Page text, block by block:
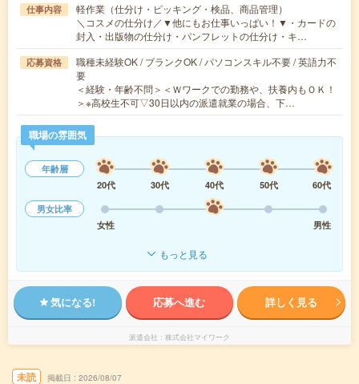
仕事内容
軽作業（仕分け・ピッキング・検品、商品管理）
＼コスメの仕分け／▼他にもお仕事いっぱい！▼・カードの
封入・出版物の仕分け・パンフレットの仕分け・キ…
応募資格
職種未経験OK / ブランクOK / パソコンスキル不要 / 英語力不
要
＜経験・年齢不問＞＜Ｗワークでの勤務や、扶養内もＯＫ！
＞※高校生不可▽30日以内の派遣就業の場合、下…
職場の雰囲気
年齢層
20代
30代 40代 50代
60代
男女比率
女性
男性
もっと見る
気になる! 応募へ進む 詳しく見る
派遣会社 株式会社マイワーク
未読 掲載日 2026/08/07